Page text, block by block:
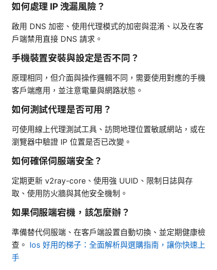
如何處理 IP 洩漏風險？
啟用 DNS 加密、使用代理模式的加密與混淆、以及在客
戶端禁用直接 DNS 請求。
手機裝置安裝與設定是否不同？
原理相同，但介面與操作邏輯不同，需要使用對應的手機
客戶端應用，並注意電量與網路狀態。
如何測試代理是否可用？
可使用線上代理測試工具、訪問地理位置敏感網站，或在
瀏覽器中驗證 IP 位置是否已改變。
如何確保伺服端安全？
定期更新 v2ray-core、使用強 UUID、限制日誌與存
取、使用防火牆與其他安全機制。
如果伺服端宕機，該怎麼辦？
準備替代伺服端、在客戶端設置自動切換、並定期健康檢
查。 Ios 好用的梯子：全面解析與選購指南，讓你快速上
手